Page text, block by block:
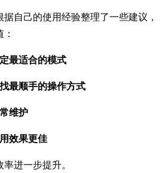
自己的使用经验整理了一些建议，
最适合的模式
最顺手的操作方式
维护
效果更佳
进一步提升。